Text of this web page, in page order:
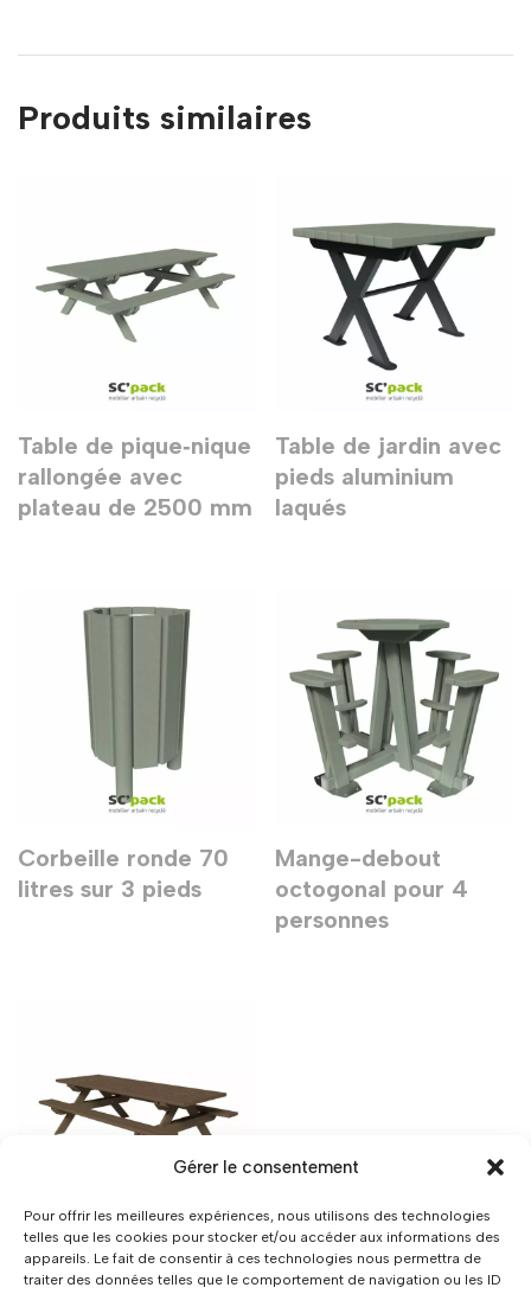
Gérer le consentement
Pour offrir les meilleures expériences, nous utilisons des technologies
telles que les cookies pour stocker et/ou accéder aux informations des
appareils. Le fait de consentir à ces technologies nous permettra de
traiter des données telles que le comportement de navigation ou les ID
Produits similaires
Table de pique‑nique
rallongée avec
plateau de 2500 mm
Table de jardin avec
pieds aluminium
laqués
Corbeille ronde 70
litres sur 3 pieds
Mange-debout
octogonal pour 4
personnes
Table de pique-nique